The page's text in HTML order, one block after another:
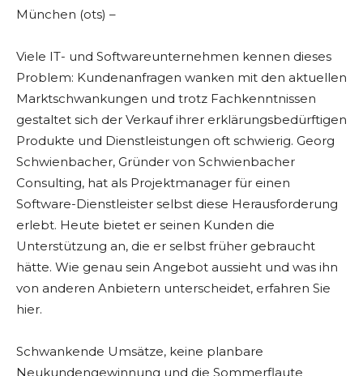
München (ots) –
Viele IT- und Softwareunternehmen kennen dieses
Problem: Kundenanfragen wanken mit den aktuellen
Marktschwankungen und trotz Fachkenntnissen
gestaltet sich der Verkauf ihrer erklärungsbedürftigen
Produkte und Dienstleistungen oft schwierig. Georg
Schwienbacher, Gründer von Schwienbacher
Consulting, hat als Projektmanager für einen
Software-Dienstleister selbst diese Herausforderung
erlebt. Heute bietet er seinen Kunden die
Unterstützung an, die er selbst früher gebraucht
hätte. Wie genau sein Angebot aussieht und was ihn
von anderen Anbietern unterscheidet, erfahren Sie
hier.
Schwankende Umsätze, keine planbare
Neukundengewinnung und die Sommerflaute